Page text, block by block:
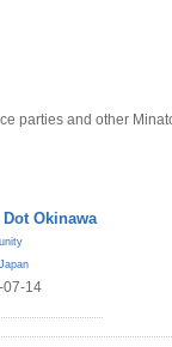
parties and other
Dot Okinawa
Japan
07-14